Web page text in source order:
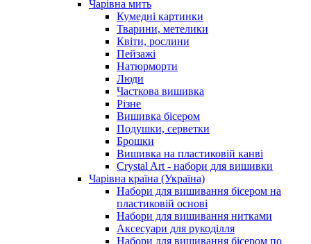
Чарiвна мить
Кумедні картинки
Тварини, метелики
Квіти, рослини
Пейзажі
Натюрморти
Люди
Часткова вишивка
Різне
Вишивка бісером
Подушки, серветки
Брошки
Вишивка на пластиковій канві
Crystal Art - набори для вишивки
Чарівна країна (Україна)
Набори для вишивання бісером на
пластиковій основі
Набори для вишивання нитками
Аксесуари для рукоділля
Набори для вишивання бісером по